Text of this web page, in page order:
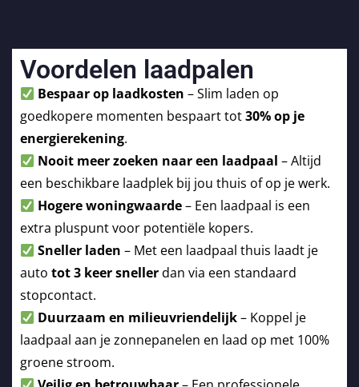
Voordelen laadpalen
Bespaar op laadkosten – Slim laden op
goedkopere momenten bespaart tot30% op je
energierekening.
Nooit meer zoeken naar een laadpaal – Altijd
een beschikbare laadplek bij jou thuis of op je werk.
Hogere woningwaarde– Een laadpaal is een
extra pluspunt voor potentiële kopers.
Sneller laden – Met een laadpaal thuis laadt je
auto tot 3 keer snellerdan via een standaard
stopcontact.
Duurzaam en milieuvriendelijk– Koppel je
laadpaal aan je zonnepanelen en laad op met 100%
groene stroom.